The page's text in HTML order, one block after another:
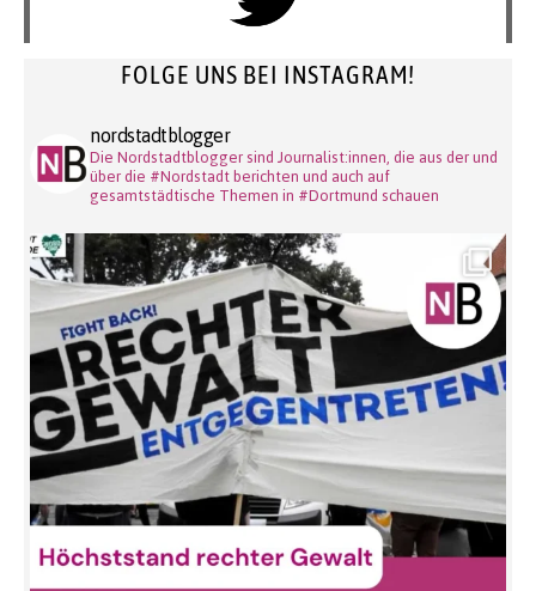
FOLGE UNS BEI INSTAGRAM!
nordstadtblogger
Die Nordstadtblogger sind Journalist:innen, die aus der und
über die #Nordstadt berichten und auch auf
gesamtstädtische Themen in #Dortmund schauen